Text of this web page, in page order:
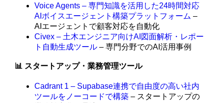
Voice Agents – 専門知識を活用した24時間対応
AIボイスエージェント構築プラットフォーム –
AIエージェントで顧客対応を自動化
Civex – 土木エンジニア向けAI図面解析・レポー
ト自動生成ツール – 専門分野でのAI活用事例
📊 スタートアップ・業務管理ツール
Cadrant 1 – Supabase連携で自由度の高い社内
ツールをノーコードで構築 – スタートアップの